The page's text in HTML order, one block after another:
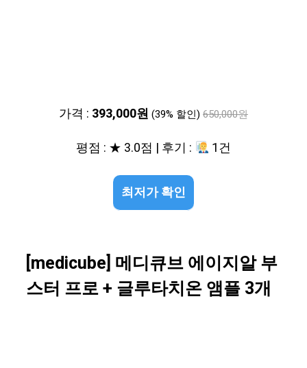
가격 : 393,000원 (39% 할인) 650,000원
평점 : ★ 3.0점 | 후기 : 1건
최저가 확인
[medicube] 메디큐브 에이지알 부
스터 프로 + 글루타치온 앰플 3개